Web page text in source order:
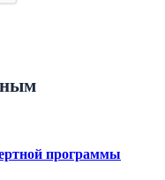
программы